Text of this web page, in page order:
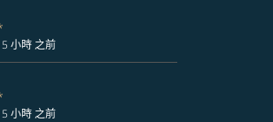
小時 之前
小時 之前